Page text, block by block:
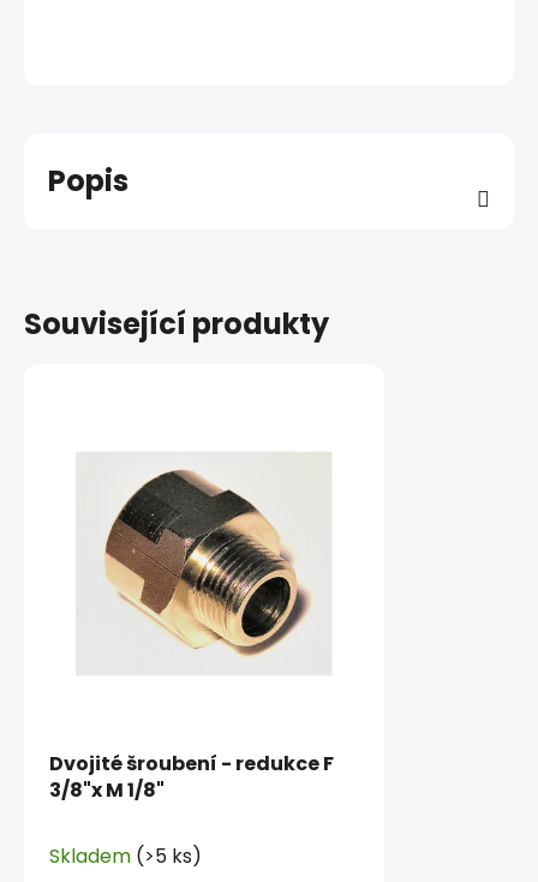
Popis
Související produkty
Dvojité šroubení - redukce F
3/8"x M 1/8"
Skladem (>5 ks)